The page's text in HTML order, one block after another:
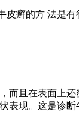
癣的方 法是
且在表面上
现。这是诊断